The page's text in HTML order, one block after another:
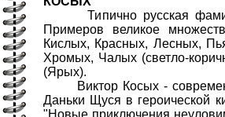
Типично русская
Примеров великое
Кислых, Красных, Лесных,
Хромых, Чалых (светло-
(Ярых).
Виктор Косых -
Даньки Щуся в героической